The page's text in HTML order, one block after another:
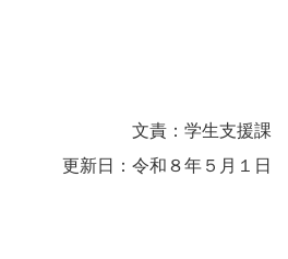
文責：学生支援課
更新日：令和８年５月１日